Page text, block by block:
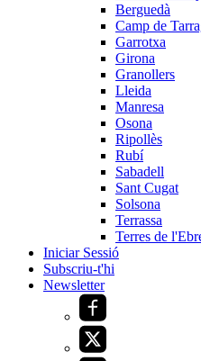
Berguedà
Camp de
Garrotxa
Girona
Granollers
Lleida
Manresa
Osona
Ripollès
Rubí
Sabadell
Sant Cugat
Solsona
Terrassa
Terres de
Iniciar Sessió
Subscriu-t'hi
Newsletter